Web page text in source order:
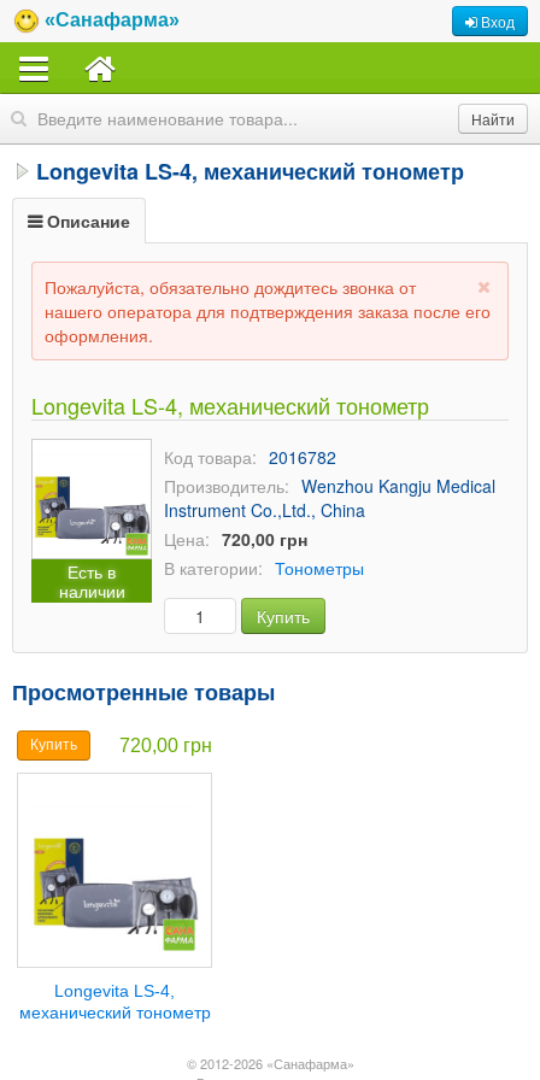
«Санафарма» Вход
Longevita LS-4, механический тонометр
Описание
Пожалуйста, обязательно дождитесь звонка от
нашего оператора для подтверждения заказа после его
оформления.
Longevita LS-4, механический тонометр
Есть в
наличии
Код товара: 2016782
Производитель: Wenzhou Kangju Medical
Instrument Co.,Ltd., China
Цена: 720,00 грн
В категории: Тонометры
Купить
Просмотренные товары
Купить 720,00 грн
Longevita LS-4,
механический тонометр
© 2012-2026 «Санафарма»